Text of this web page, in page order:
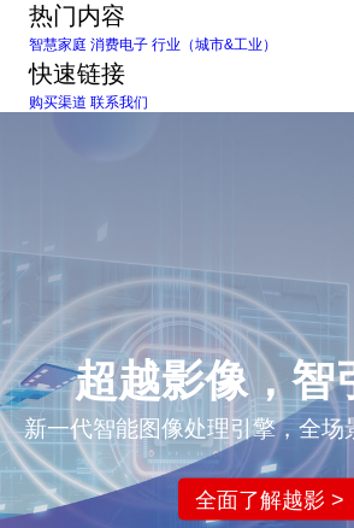
热门内容
智慧家庭 消费电子 行业（城市&工业）
快速链接
购买渠道 联系我们
超越影像，智
新一代智能图像处理引擎，全场
全面了解越影 >